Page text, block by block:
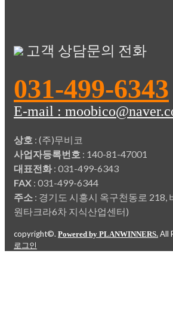
고객 상담문의 전화
031-499-6343
E-mail :
상호 : (주)무비코
사업자등록번호 : 140-81-47001
대표전화: 031-499-6343
FAX : 031-499-6344
주소 : 경기도 시흥시 옥구천동로 218,
원타크라6차 지식산업센터)
copyright©. Powered by PLANWINNERS. All
로그인